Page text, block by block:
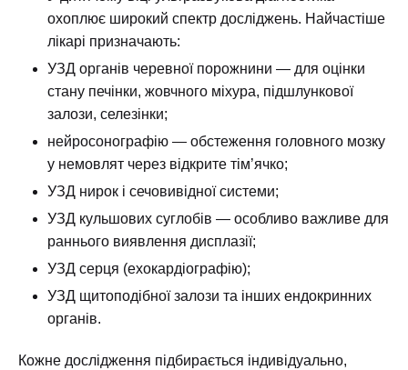
охоплює широкий спектр досліджень. Найчастіше
лікарі призначають:
УЗД органів черевної порожнини — для оцінки
стану печінки, жовчного міхура, підшлункової
залози, селезінки;
нейросонографію — обстеження головного мозку
у немовлят через відкрите тім’ячко;
УЗД нирок і сечовивідної системи;
УЗД кульшових суглобів — особливо важливе для
раннього виявлення дисплазії;
УЗД серця (ехокардіографію);
УЗД щитоподібної залози та інших ендокринних
органів.
Кожне дослідження підбирається індивідуально,